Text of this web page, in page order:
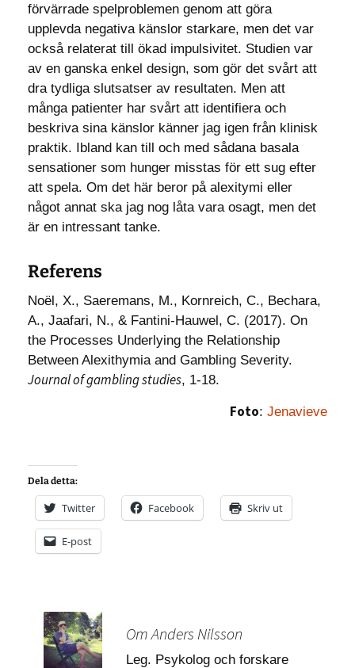
förvärrade spelproblemen genom att göra
upplevda negativa känslor starkare, men det var
också relaterat till ökad impulsivitet. Studien var
av en ganska enkel design, som gör det svårt att
dra tydliga slutsatser av resultaten. Men att
många patienter har svårt att identifiera och
beskriva sina känslor känner jag igen från klinisk
praktik. Ibland kan till och med sådana basala
sensationer som hunger misstas för ett sug efter
att spela. Om det här beror på alexitymi eller
något annat ska jag nog låta vara osagt, men det
är en intressant tanke.
Referens
Noël, X., Saeremans, M., Kornreich, C., Bechara,
A., Jaafari, N., & Fantini-Hauwel, C. (2017). On
the Processes Underlying the Relationship
Between Alexithymia and Gambling Severity.
Journal of gambling studies, 1-18.
Foto: Jenavieve
Dela detta:
Twitter Facebook Skriv ut
E-post
Om Anders Nilsson
Leg. Psykolog och forskare